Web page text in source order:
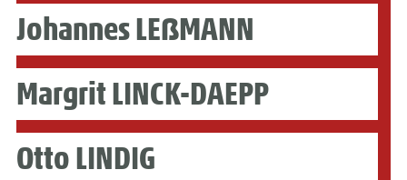
Johannes LEẞMANN
Margrit LINCK-DAEPP
Otto LINDIG